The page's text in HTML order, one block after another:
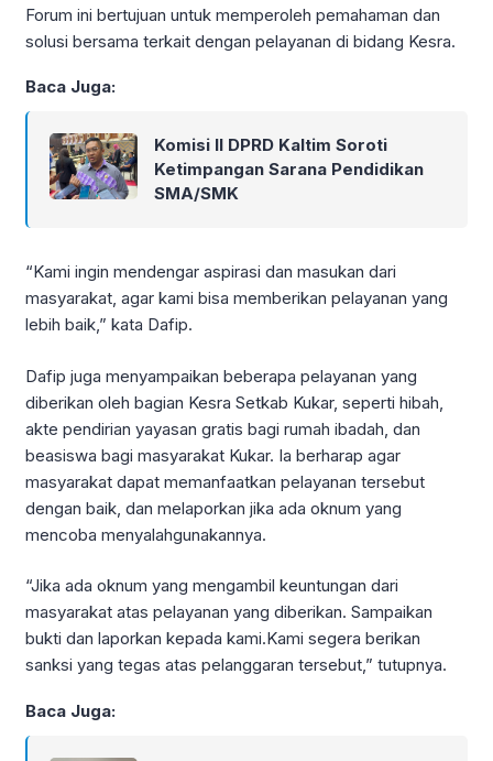
Forum ini bertujuan untuk memperoleh pemahaman dan
solusi bersama terkait dengan pelayanan di bidang Kesra.
Baca Juga:
Komisi II DPRD Kaltim Soroti
Ketimpangan Sarana Pendidikan
SMA/SMK
“Kami ingin mendengar aspirasi dan masukan dari
masyarakat, agar kami bisa memberikan pelayanan yang
lebih baik,” kata Dafip.
Dafip juga menyampaikan beberapa pelayanan yang
diberikan oleh bagian Kesra Setkab Kukar, seperti hibah,
akte pendirian yayasan gratis bagi rumah ibadah, dan
beasiswa bagi masyarakat Kukar. Ia berharap agar
masyarakat dapat memanfaatkan pelayanan tersebut
dengan baik, dan melaporkan jika ada oknum yang
mencoba menyalahgunakannya.
“Jika ada oknum yang mengambil keuntungan dari
masyarakat atas pelayanan yang diberikan. Sampaikan
bukti dan laporkan kepada kami.Kami segera berikan
sanksi yang tegas atas pelanggaran tersebut,” tutupnya.
Baca Juga: